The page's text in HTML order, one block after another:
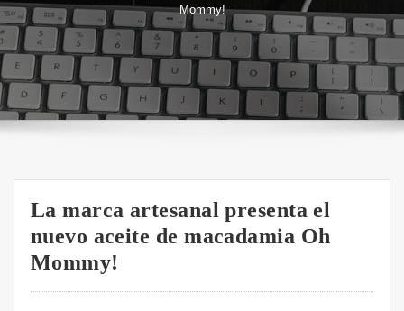
Mommy!
La marca artesanal presenta el
nuevo aceite de macadamia Oh
Mommy!